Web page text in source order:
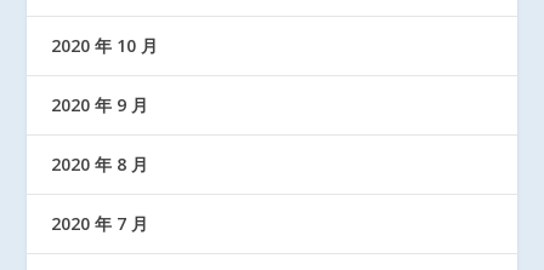
2020 年 10 月
2020 年 9 月
2020 年 8 月
2020 年 7 月